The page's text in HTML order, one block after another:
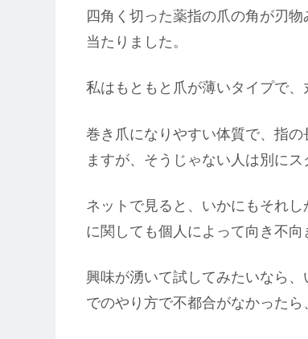
四角く切った薬指の爪の角が刃
当たりました。
私はもともと爪が薄いタイプで、
巻き爪になりやすい体質で、指
ますが、そうじゃない人は別に
ネットで見ると、いかにもそれ
に関しても個人によって向き不向
興味が湧いて試してみたいなら
でのやり方で不都合がなかった